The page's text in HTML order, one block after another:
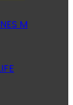
M